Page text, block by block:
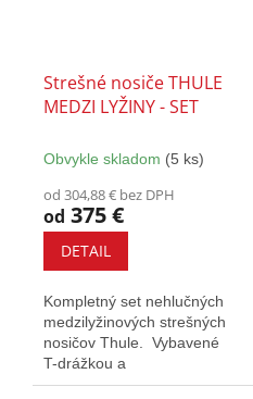
Strešné nosiče THULE
MEDZI LYŽINY - SET
Obvykle skladom (5 ks)
od 304,88 € bez DPH
od 375 €
DETAIL
Kompletný set nehlučných
medzilyžinových strešných
nosičov Thule. Vybavené
T-drážkou a
zámkami. Určený pre